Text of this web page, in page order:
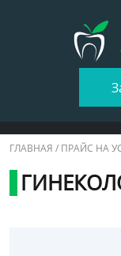
ГЛАВНАЯ / ПРАЙС НА